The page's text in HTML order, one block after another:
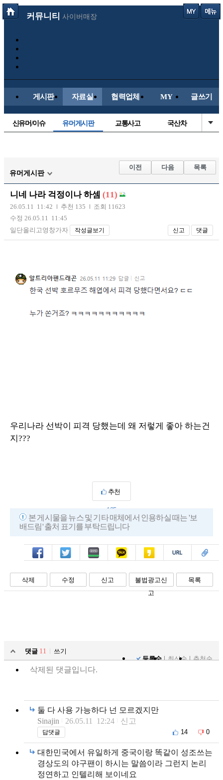
커뮤니티 사이버매장
게시판 자료실 협력업체 MY 글쓰기
신유머/이슈 유머게시판 교통사고 국산차
자유사진 군사/무기
트럭/버스
장착시공사진
유머게시판
이전 다음 목록
니네 나라 걱정이나 하셈 (11)
26.05.11 11:42 추천 135
조회 11623
수정 26.05.11 11:45
일단올리고영창가자
작성글보기 신고 댓글
우리나라 선박이 피격 당했는데 왜 저렇게 좋아 하는건
지???
추천
135
본 게시물을 뉴스 및 기타 매체에서 인용하실 때는 '보
배드림' 출처 표기를 부탁드립니다
페북 트윗 밴드 카톡 카스 복사 스크랩
삭제 수정 신고
불법광고신
고
목록
댓글 11
쓰기
등록순
최신순 추천순
삭제된 댓글입니다.
둘 다 사용 가능하다 넌 모르겠지만
Sinajin
26.05.11 12:24 신고
답댓글 14 0
대한민국에서 유일하게 중국이랑 똑같이 성조쓰는
경상도의 야구팬이 하시는 말씀이라 그런지 논리
정연하고 인텔리해 보이네요